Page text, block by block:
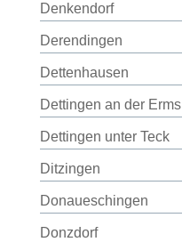
Denkendorf
Derendingen
Dettenhausen
Dettingen an der Erms
Dettingen unter Teck
Ditzingen
Donaueschingen
Donzdorf